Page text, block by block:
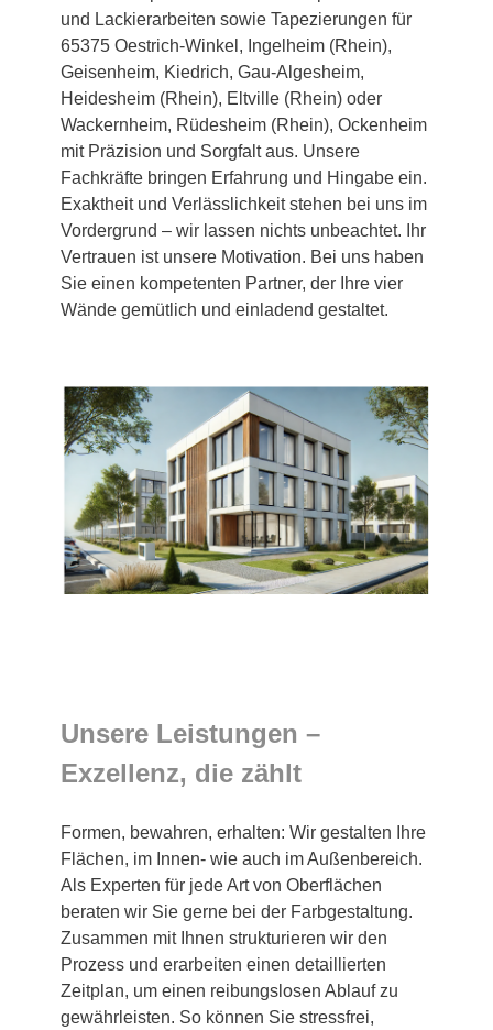
und Lackierarbeiten sowie Tapezierungen für
65375 Oestrich-Winkel, Ingelheim (Rhein),
Geisenheim, Kiedrich, Gau-Algesheim,
Heidesheim (Rhein), Eltville (Rhein) oder
Wackernheim, Rüdesheim (Rhein), Ockenheim
mit Präzision und Sorgfalt aus. Unsere
Fachkräfte bringen Erfahrung und Hingabe ein.
Exaktheit und Verlässlichkeit stehen bei uns im
Vordergrund – wir lassen nichts unbeachtet. Ihr
Vertrauen ist unsere Motivation. Bei uns haben
Sie einen kompetenten Partner, der Ihre vier
Wände gemütlich und einladend gestaltet.
Unsere Leistungen –
Exzellenz, die zählt
Formen, bewahren, erhalten: Wir gestalten Ihre
Flächen, im Innen- wie auch im Außenbereich.
Als Experten für jede Art von Oberflächen
beraten wir Sie gerne bei der Farbgestaltung.
Zusammen mit Ihnen strukturieren wir den
Prozess und erarbeiten einen detaillierten
Zeitplan, um einen reibungslosen Ablauf zu
gewährleisten. So können Sie stressfrei,